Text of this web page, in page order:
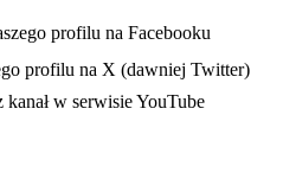
nowej karcieprofilu na Facebooku
profilu na X (dawniej Twitter)
nowej karcie
kanał w serwisie YouTube